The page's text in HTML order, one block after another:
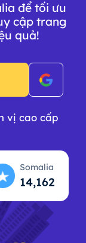
để tối ưu
cập trang
quả!
vị cao cấp
Somalia
14,163